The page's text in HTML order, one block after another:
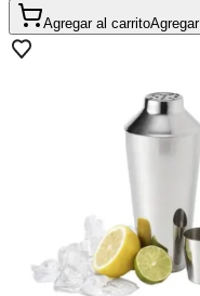
Agregar al carritoAgregar